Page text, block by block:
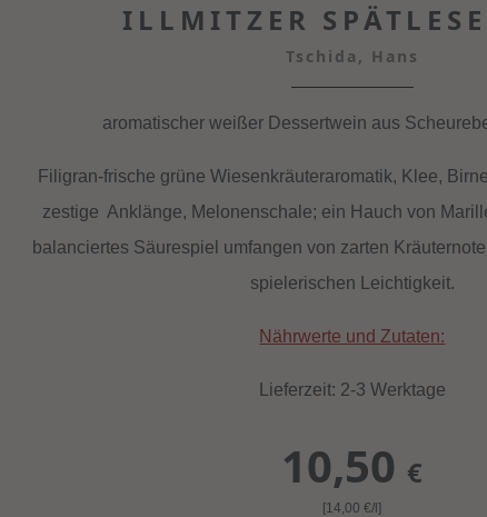
ILLMITZER
Tschida, Hans
aromatischer weißer Dessertwein aus
Filigran-frische grüne Wiesenkräuteraromatik, Klee,
zestige Anklänge, Melonenschale; ein Hauch von
balanciertes Säurespiel umfangen von zarten
spielerischen Leichtigkeit.
Nährwerte und Zutaten:
Lieferzeit: 2-3 Werktage
10,50 €
[14,00€/l]